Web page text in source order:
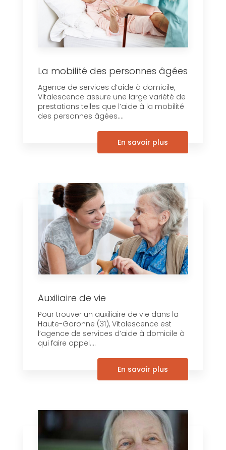
La mobilité des personnes âgées
Agence de services d’aide à domicile,
Vitalescence assure une large variété de
prestations telles que l’aide à la mobilité
des personnes âgées....
En savoir plus
Auxiliaire de vie
Pour trouver un auxiliaire de vie dans la
Haute-Garonne (31), Vitalescence est
l’agence de services d’aide à domicile à
qui faire appel....
En savoir plus